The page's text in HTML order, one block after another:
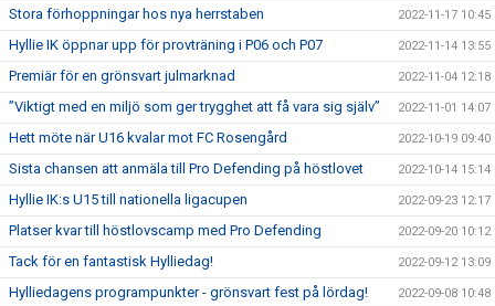
Stora förhoppningar hos nya herrstaben 2022-11-17 10:45
Hyllie IK öppnar upp för provträning i P06 och P07 2022-11-14 13:55
Premiär för en grönsvart julmarknad 2022-11-04 12:18
”Viktigt med en miljö som ger trygghet att få vara sig själv” 2022-11-01 14:07
Hett möte när U16 kvalar mot FC Rosengård 2022-10-19 09:40
Sista chansen att anmäla till Pro Defending på höstlovet 2022-10-14 15:14
Hyllie IK:s U15 till nationella ligacupen 2022-09-23 12:17
Platser kvar till höstlovscamp med Pro Defending 2022-09-20 10:12
Tack för en fantastisk Hylliedag! 2022-09-12 13:09
Hylliedagens programpunkter - grönsvart fest på lördag! 2022-09-08 10:48